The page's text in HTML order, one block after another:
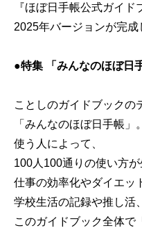
『ほぼ日手帳公式ガイド
2025年バージョンが完成
●特集 「みんなのほぼ日
ことしのガイドブックの
「みんなのほぼ日手帳」。
使う人によって、
100人100通りの使い方が
仕事の効率化やダイエッ
学校生活の記録や推し活
このガイドブック全体で